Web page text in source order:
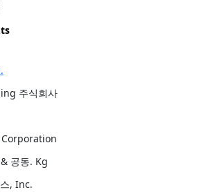
주식회사
공동. Kg
, Inc.